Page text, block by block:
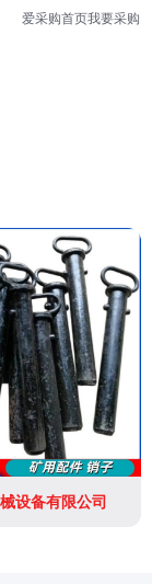
爱采购首页我要采购
设备有限公司